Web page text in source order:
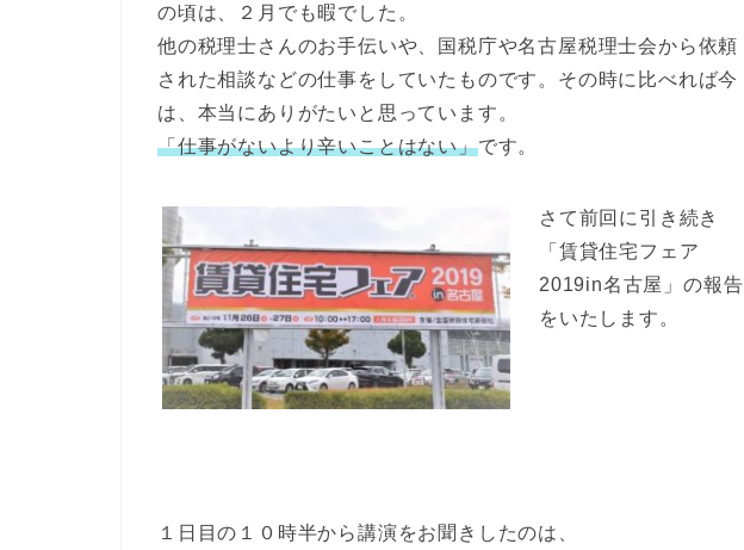
の頃は、２月でも暇でした。
他の税理士さんのお手伝いや、国税庁や名古屋税理士会から依頼
された相談などの仕事をしていたものです。その時に比べれば今
は、本当にありがたいと思っています。
「仕事がないより辛いことはない」です。
さて前回に引き続き
「賃貸住宅フェア
2019in名古屋」の報告
をいたします。
１日目の１０時半から講演をお聞きしたのは、